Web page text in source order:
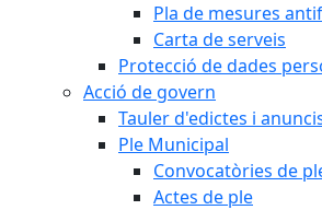
Pla de mesures
Carta de serveis
Protecció de dades
Acció de govern
Tauler d'edictes i
Ple Municipal
Convocatòries de
Actes de ple